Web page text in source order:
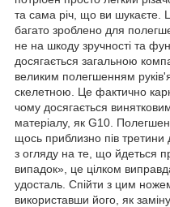
та сама річ, що ви шукаєте.
багато зроблено для
не на шкоду зручності та
досягається загальною
великим полегшенням
скелетною. Це фактично
чому досягається
матеріалу, як G10.
щось приблизно пів
з огляду на те, що йдеться
випадок», це цілком
удосталь. Спійти з цим
використавши його, як